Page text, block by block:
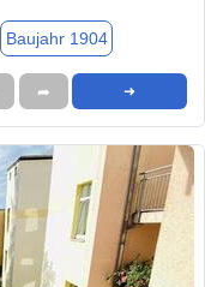
Baujahr 1904
➦ ➜